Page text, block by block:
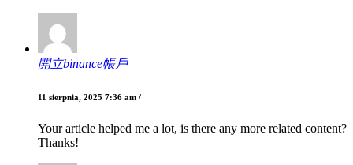
開立binance帳戶
11 sierpnia, 2025 7:36 am /
Your article helped me a lot, is there any more related content?
Thanks!